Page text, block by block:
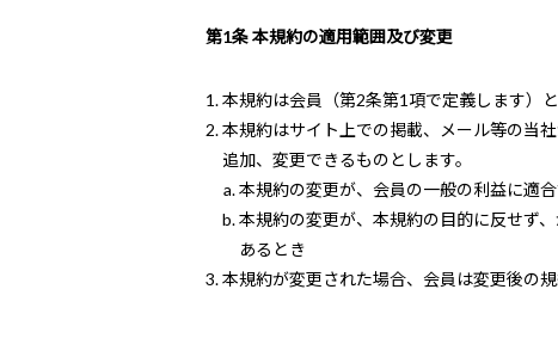
第1条 本規約の適用範囲及び変更
本規約は会員（第2条第1項で定義します）
本規約はサイト上での掲載、メール等の当
追加、変更できるものとします。
本規約の変更が、会員の一般の利益に適
本規約の変更が、本規約の目的に反せず
あるとき
本規約が変更された場合、会員は変更後の